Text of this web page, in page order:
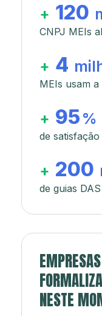
+ 120
CNPJ MEIs
+ 4
MEIs usam a
+ 95 %
de
+ 200
de guias
NESTE